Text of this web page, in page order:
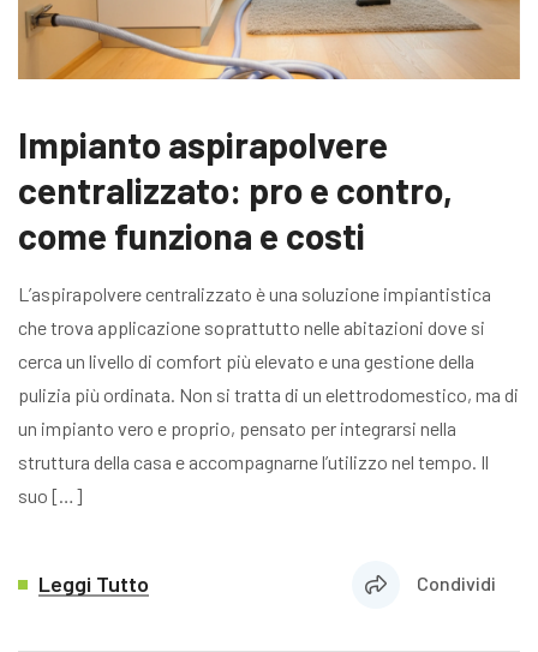
Impianto aspirapolvere
centralizzato: pro e contro,
come funziona e costi
L’aspirapolvere centralizzato è una soluzione impiantistica
che trova applicazione soprattutto nelle abitazioni dove si
cerca un livello di comfort più elevato e una gestione della
pulizia più ordinata. Non si tratta di un elettrodomestico, ma di
un impianto vero e proprio, pensato per integrarsi nella
struttura della casa e accompagnarne l’utilizzo nel tempo. Il
suo […]
Leggi Tutto Condividi